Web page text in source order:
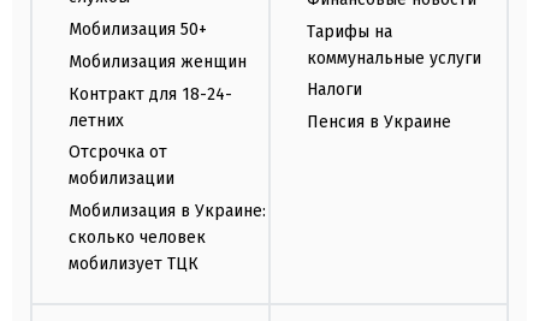
Мобилизация 50+
Мобилизация женщин
Контракт для 18-24-
летних
Отсрочка от
мобилизации
Мобилизация в Украине:
сколько человек
мобилизует ТЦК
Тарифы на
коммунальные услуги
Налоги
Пенсия в Украине